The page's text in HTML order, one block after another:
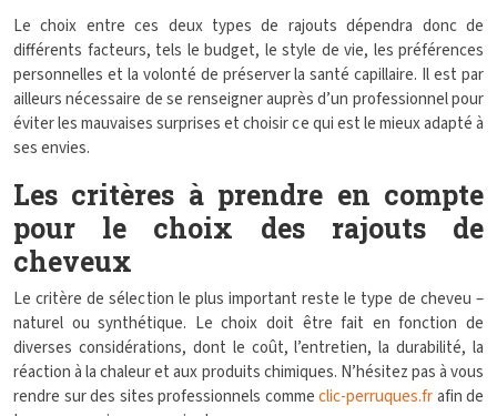
Le choix entre ces deux types de rajouts dépendra donc de
différents facteurs, tels le budget, le style de vie, les préférences
personnelles et la volonté de préserver la santé capillaire. Il est par
ailleurs nécessaire de se renseigner auprès d’un professionnel pour
éviter les mauvaises surprises et choisir ce qui est le mieux adapté à
ses envies.
Les critères à prendre en compte
pour le choix des rajouts de
cheveux
Le critère de sélection le plus important reste le type de cheveu –
naturel ou synthétique. Le choix doit être fait en fonction de
diverses considérations, dont le coût, l’entretien, la durabilité, la
réaction à la chaleur et aux produits chimiques. N’hésitez pas à vous
rendre sur des sites professionnels commeclic-perruques.frafin de